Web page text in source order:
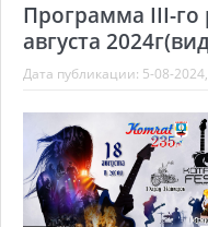
Программа III-го
августа
Дата публикации: 5-08-